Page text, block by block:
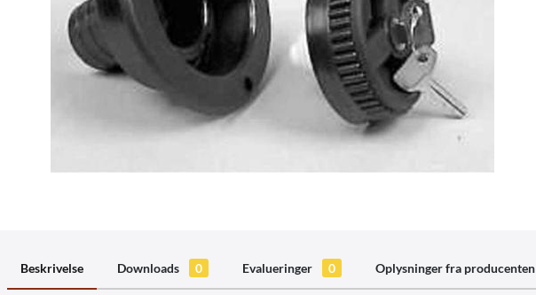
Beskrivelse Downloads 0 Evalueringer 0 Oplysninger fra producenten